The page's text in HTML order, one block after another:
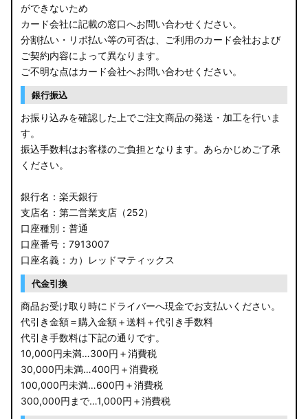
ができないため
カード会社に記載の窓口へお問い合わせください。
分割払い・リボ払い等の可否は、ご利用のカード会社および
ご契約内容によって異なります。
ご不明な点はカード会社へお問い合わせください。
銀行振込
お振り込みを確認した上でご注文商品の発送・加工を行いま
す。
振込手数料はお客様のご負担となります。あらかじめご了承
ください。
銀行名：楽天銀行
支店名：第二営業支店（252）
口座種別：普通
口座番号：7913007
口座名義：カ）レッドマティックス
代金引換
商品お受け取り時にドライバーへ現金でお支払いください。
代引き金額＝購入金額＋送料＋代引き手数料
代引き手数料は下記の通りです。
10,000円未満…300円＋消費税
30,000円未満…400円＋消費税
100,000円未満…600円＋消費税
300,000円まで…1,000円＋消費税